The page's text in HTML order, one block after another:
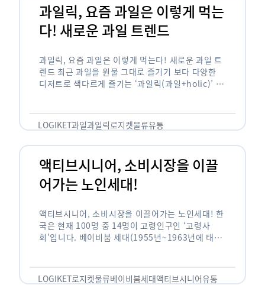
과일릭, 요즘 과일은 이렇게 먹는
다! 새로운 과일 트렌드
과일릭, 요즘 과일은 이렇게 먹는다! 새로운 과일 트
렌드 최근 과일을 원물 그대로 즐기기 보다 다양한
디저트로 색다르게 즐기는 ‘과일릭(과일+holic)’ 트
…
LOGIKET과일과일릭로지켓물류유통
액티브시니어, 소비시장을 이끌
어가는 노인세대!
액티브시니어, 소비시장을 이끌어가는 노인세대! 한
국은 현재 100명 중 14명이 고령인구인 ‘고령사
회’입니다. 베이비붐 세대(1955년~1963년에 태어
오고 있습니다. 하지만 사회가 늙어가는 …
LOGIKET로지켓물류베이비붐세대액티브시니어유통